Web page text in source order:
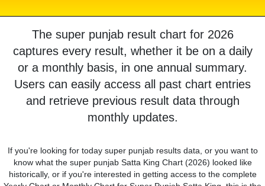
The super punjab result chart for 2026
captures every result, whether it be on a daily
or a monthly basis, in one annual summary.
Users can easily access all past chart entries
and retrieve previous result data through
monthly updates.
If you're looking for today super punjab results data, or you want to
know what the super punjab Satta King Chart (2026) looked like
historically, or if you're interested in getting access to the complete